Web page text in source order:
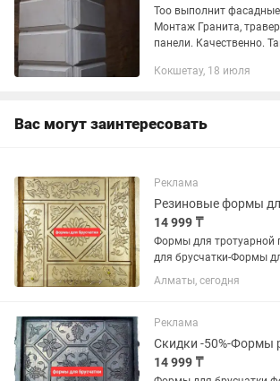
Тоо выполнит
Монтаж Гранита,
панели. Качественно.
камень и изделия из
Кокшетау, 18 июля
Вас могут заинтересовать
Реклама
14 999 ₸
Формы для тротуарной
для брусчатки-Формы
Формы для бордюра Дорогие друзья, у
нас АКЦИЯ-СКИДКИ-
метров! Успейте,
Алматы, сегодня
Реклама
14 999 ₸